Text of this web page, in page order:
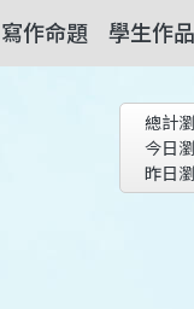
寫作命題 學生作
總計
今日
昨日